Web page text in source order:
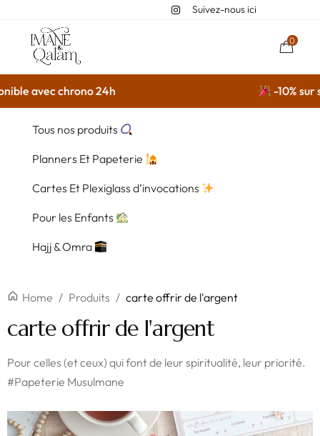
Suivez-nous ici
0
avec chrono 24h -10% sur
Tous nos produits
Planners Et Papeterie
Cartes Et Plexiglass d’invocations
Pour les Enfants
Hajj & Omra
Home / Produits / carte offrir de l'argent
carte offrir de l'argent
Pour celles (et ceux) qui font de leur spiritualité, leur priorité.
#Papeterie Musulmane